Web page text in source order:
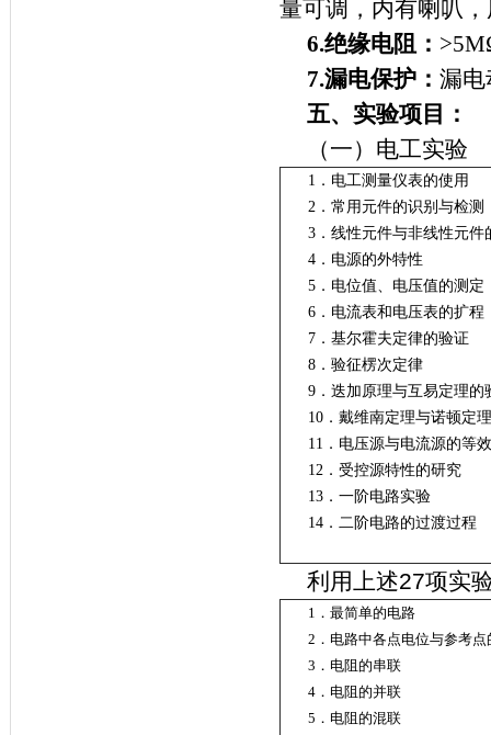
量可调，内有喇叭
6.绝缘电阻：
7.漏电保护： 漏电
五、实验项目：
（一）
1．电工测量仪
2．常用元件的
3．线性元件与非线性元
4．电源的外特性
5．电位值、电压
6．电流表和电
7．基尔霍夫定律
8．验征楞次定律
9．迭加原理与互
10．戴维南定理与诺
11．电压源与电流
12．受控源特
13．一阶
14．二阶电路的过渡过程
利用上述27项实
1．最简单
2．电路中各点电位与参
3．电阻
4．电阻
5．电阻